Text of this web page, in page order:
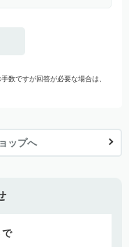
数ですが回答が必要な場合は、
ップへ
で